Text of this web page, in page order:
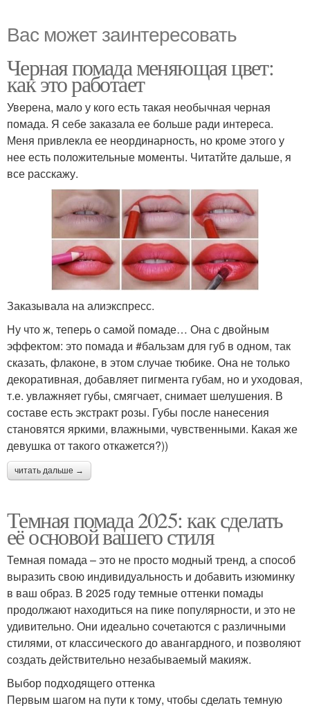
Вас может заинтересовать
Черная помада меняющая цвет:
как это работает
Уверена, мало у кого есть такая необычная черная
помада. Я себе заказала ее больше ради интереса.
Меня привлекла ее неординарность, но кроме этого у
нее есть положительные моменты. Читатйте дальше, я
все расскажу.
Заказывала на алиэкспресс.
Ну что ж, теперь о самой помаде… Она с двойным
эффектом: это помада и #бальзам для губ в одном, так
сказать, флаконе, в этом случае тюбике. Она не только
декоративная, добавляет пигмента губам, но и уходовая,
т.е. увлажняет губы, смягчает, снимает шелушения. В
составе есть экстракт розы. Губы после нанесения
становятся яркими, влажными, чувственными. Какая же
девушка от такого откажется?))
читать дальше →
Темная помада 2025: как сделать
её основой вашего стиля
Темная помада – это не просто модный тренд, а способ
выразить свою индивидуальность и добавить изюминку
в ваш образ. В 2025 году темные оттенки помады
продолжают находиться на пике популярности, и это не
удивительно. Они идеально сочетаются с различными
стилями, от классического до авангардного, и позволяют
создать действительно незабываемый макияж.
Выбор подходящего оттенка
Первым шагом на пути к тому, чтобы сделать темную